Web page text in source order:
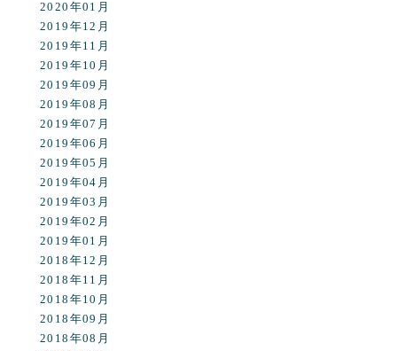
2020年01月
2019年12月
2019年11月
2019年10月
2019年09月
2019年08月
2019年07月
2019年06月
2019年05月
2019年04月
2019年03月
2019年02月
2019年01月
2018年12月
2018年11月
2018年10月
2018年09月
2018年08月